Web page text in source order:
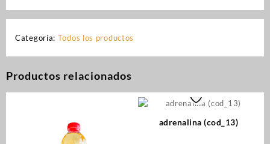
Categoría: Todos los productos
Productos relacionados
adrenalina (cod_13)